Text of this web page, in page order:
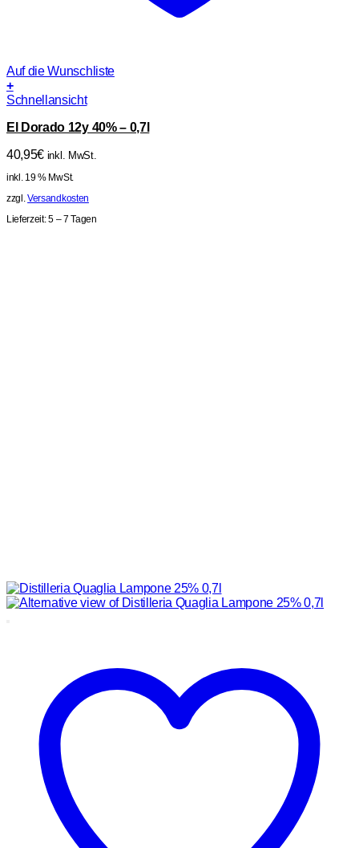
Auf die Wunschliste
+
Schnellansicht
El Dorado 12y 40% – 0,7l
40,95€ inkl. MwSt.
inkl. 19 % MwSt.
zzgl.Versandkosten
Lieferzeit:5 – 7 Tagen